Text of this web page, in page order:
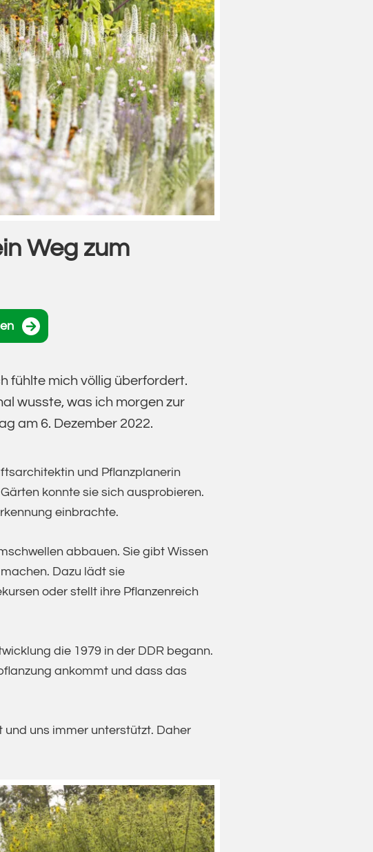
Weg zum
fühlte mich völlig überfordert.
wusste, was ich morgen zur
am 6. Dezember 2022.
und Pflanzplanerin
konnte sie sich ausprobieren.
einbrachte.
abbauen. Sie gibt Wissen
Dazu lädt sie
oder stellt ihre Pflanzenreich
die 1979 in der DDR begann.
ankommt und dass das
uns immer unterstützt. Daher